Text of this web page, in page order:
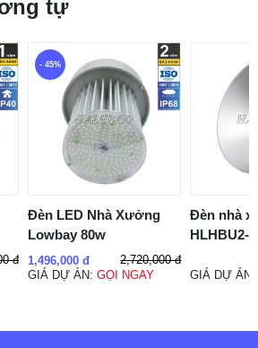
tự
đ
- 45%
Đèn LED Nhà Xưởng
Lowbay 80w
1,496,000 đ
2,720,000 đ
GIÁ DỰ ÁN:GỌI NGAY
Đèn nhà
HLHBU2-
GIÁ DỰ